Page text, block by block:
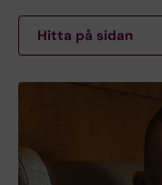
Hitta på sidan